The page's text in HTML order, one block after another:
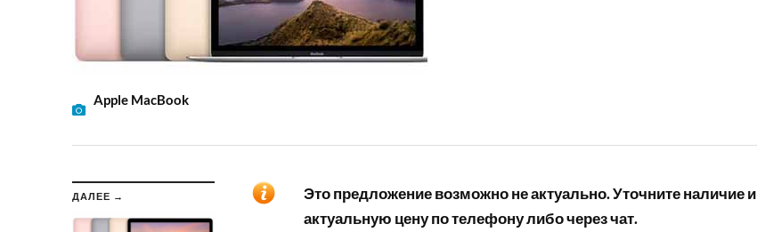
Apple MacBook
ДАЛЕЕ →
Это предложение возможно не актуально. Уточните наличие и
актуальную цену по телефону либо через чат.